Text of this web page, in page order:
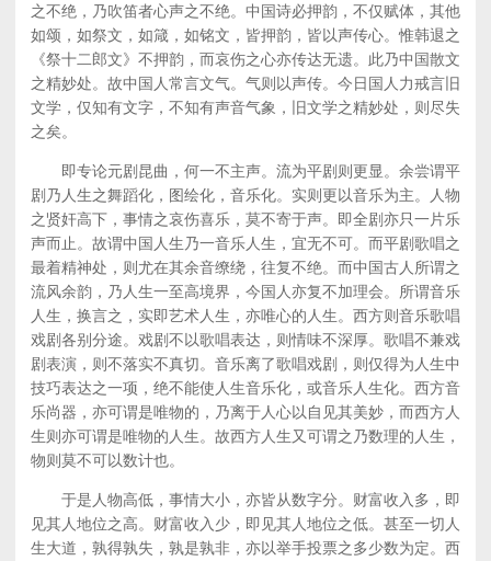
之不绝，乃吹笛者心声之不绝。中国诗必押韵，不仅赋体，其他
如颂，如祭文，如箴，如铭文，皆押韵，皆以声传心。惟韩退之
《祭十二郎文》不押韵，而哀伤之心亦传达无遗。此乃中国散文
之精妙处。故中国人常言文气。气则以声传。今日国人力戒言旧
文学，仅知有文字，不知有声音气象，旧文学之精妙处，则尽失
之矣。
即专论元剧昆曲，何一不主声。流为平剧则更显。余尝谓平
剧乃人生之舞蹈化，图绘化，音乐化。实则更以音乐为主。人物
之贤奸高下，事情之哀伤喜乐，莫不寄于声。即全剧亦只一片乐
声而止。故谓中国人生乃一音乐人生，宜无不可。而平剧歌唱之
最着精神处，则尤在其余音缭绕，往复不绝。而中国古人所谓之
流风余韵，乃人生一至高境界，今国人亦复不加理会。所谓音乐
人生，换言之，实即艺术人生，亦唯心的人生。西方则音乐歌唱
戏剧各别分途。戏剧不以歌唱表达，则情味不深厚。歌唱不兼戏
剧表演，则不落实不真切。音乐离了歌唱戏剧，则仅得为人生中
技巧表达之一项，绝不能使人生音乐化，或音乐人生化。西方音
乐尚器，亦可谓是唯物的，乃离于人心以自见其美妙，而西方人
生则亦可谓是唯物的人生。故西方人生又可谓之乃数理的人生，
物则莫不可以数计也。
于是人物高低，事情大小，亦皆从数字分。财富收入多，即
见其人地位之高。财富收入少，即见其人地位之低。甚至一切人
生大道，孰得孰失，孰是孰非，亦以举手投票之多少数为定。西